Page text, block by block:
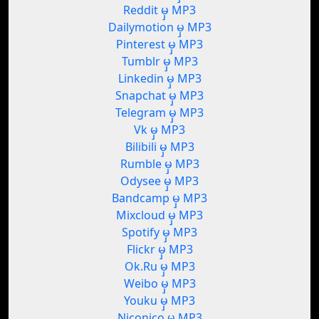
Reddit မှ MP3
Dailymotion မှ MP3
Pinterest မှ MP3
Tumblr မှ MP3
Linkedin မှ MP3
Snapchat မှ MP3
Telegram မှ MP3
Vk မှ MP3
Bilibili မှ MP3
Rumble မှ MP3
Odysee မှ MP3
Bandcamp မှ MP3
Mixcloud မှ MP3
Spotify မှ MP3
Flickr မှ MP3
Ok.Ru မှ MP3
Weibo မှ MP3
Youku မှ MP3